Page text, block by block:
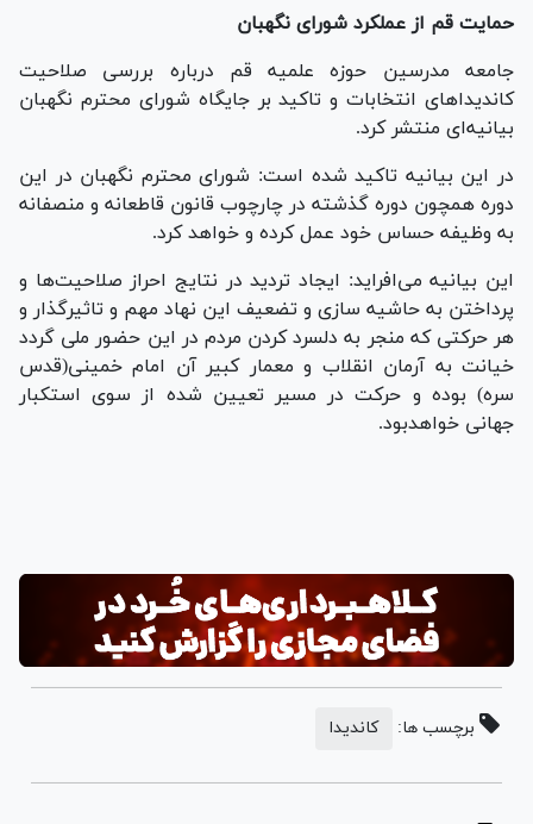
حمایت قم از عملکرد شورای نگهبان
جامعه مدرسین حوزه علمیه قم در‌باره بررسی صلاحیت
کاندیداهای انتخابات و تاکید بر جایگاه شورای محترم نگهبان
بیانیه‌ای منتشر کرد.
در این بیانیه تاکید شده است: شورای محترم نگهبان در این
دوره همچون دوره گذشته در چارچوب قانون قاطعانه و منصفانه
به وظیفه حساس خود عمل کرده و خواهد کرد.
این بیانیه می‌افراید: ایجاد تردید در نتایج احراز صلاحیت‌ها و
پرداختن به حاشیه سازی و تضعیف این نهاد مهم و تاثیر‌گذار و
هر حرکتی که منجر به دلسرد کردن مردم در این حضور ملی گردد
خیانت به آرمان انقلاب و معمار کبیر آن امام خمینی‌(قدس
سره) بوده و حرکت در مسیر تعیین شده از سوی استکبار
جهانی خواهدبود.
برچسب ها: کاندیدا